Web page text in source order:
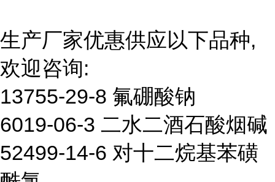
生产厂家优惠供应以下品种,
欢迎咨询:
13755-29-8 氟硼酸钠
6019-06-3 二水二酒石酸烟碱
52499-14-6 对十二烷基苯磺